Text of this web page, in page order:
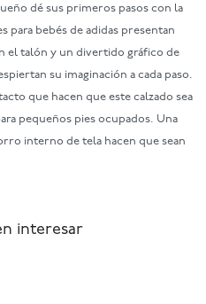
dé sus primeros pasos con la
para bebés de adidas presentan
el talón y un divertido gráfico de
su imaginación a cada paso.
que hacen que este calzado sea
pequeños pies ocupados. Una
interno de tela hacen que sean
interesar